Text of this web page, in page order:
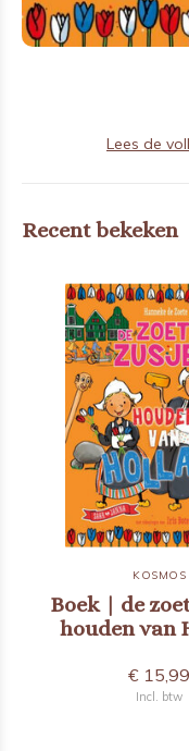
Lees de
Recent bekeken
KOSMOS
Boek | de
houden van
€ 15,99
Incl. btw